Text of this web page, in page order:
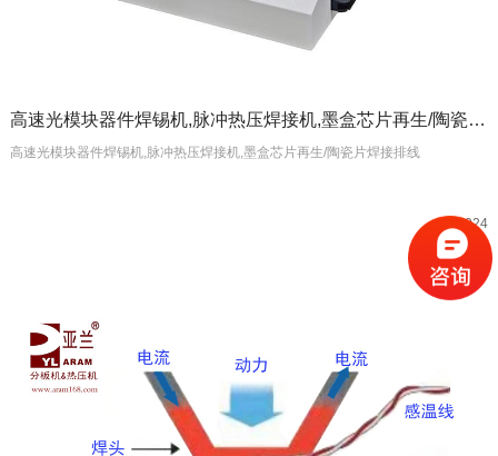
高速光模块器件焊锡机,脉冲热压焊接机,墨盒芯片再生/陶瓷片焊接排线
高速光模块器件焊锡机,脉冲热压焊接机,墨盒芯片再生/陶瓷片焊接排线
2024
08-10